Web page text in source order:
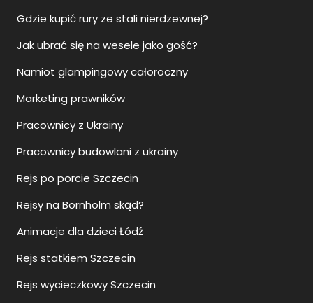
Gdzie kupić rury ze stali nierdzewnej?
Jak ubrać się na wesele jako gość?
Namiot glampingowy całoroczny
Marketing prawników
Pracownicy z Ukrainy
Pracownicy budowlani z ukrainy
Rejs po porcie Szczecin
Rejsy na Bornholm skąd?
Animacje dla dzieci Łódź
Rejs statkiem Szczecin
Rejs wycieczkowy Szczecin